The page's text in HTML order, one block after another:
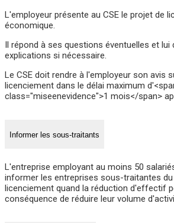
L'employeur présente au CSE le projet de
économique.
Il répond à ses questions éventuelles et lui
explications si nécessaire.
Le CSE doit rendre à l'employeur son avis
licenciement dans le délai maximum
class="miseenevidence">1 mois</span>
Informer les sous-traitants
L'entreprise employant au moins 50
informer les entreprises sous-traitantes
licenciement quand la réduction d'effectif
conséquence de réduire leur volume